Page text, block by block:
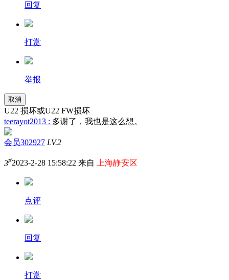
回复
打赏
举报
取消
U22 损坏或U22 FW损坏
teerayot2013 : 多谢了，我也是这么想。
会员302927 LV.2
3#2023-2-28 15:58:22 来自 上海静安区
点评
回复
打赏